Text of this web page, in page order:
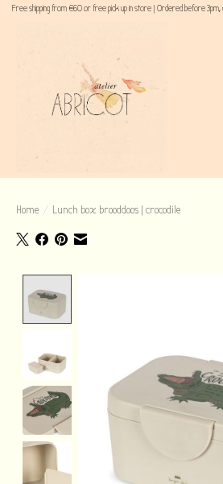
Free shipping from €60 or free pick up in store | Ordered before
Home / Lunch box brooddoos | crocodile